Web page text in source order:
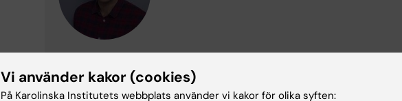
Vi använder kakor (cookies)
På Karolinska Institutets webbplats använder vi kakor för olika syften: